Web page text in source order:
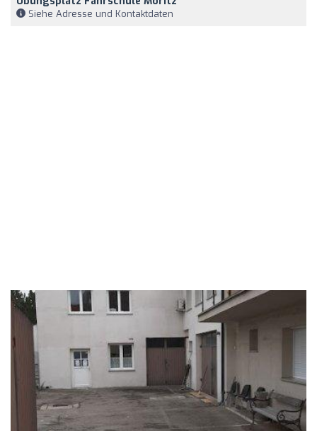
Siehe Adresse und Kontaktdaten